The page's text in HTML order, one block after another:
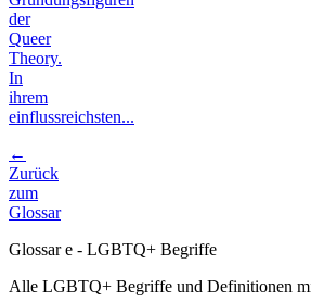
der
Queer
Theory.
In
ihrem
einflussreichsten...
←
Zurück
zum
Glossar
Glossar e - LGBTQ+ Begriffe
Alle LGBTQ+ Begriffe und Definitionen